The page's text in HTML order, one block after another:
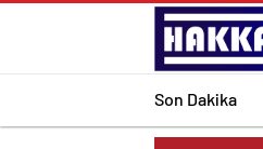
Son Dakika